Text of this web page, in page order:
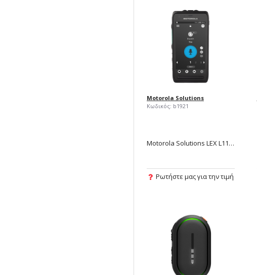
Motorola Solutions
Κωδικός: b1921
Motorola Solutions LEX L11 Mission-Critical LTE Handheld
Ρωτήστε μας για την τιμή